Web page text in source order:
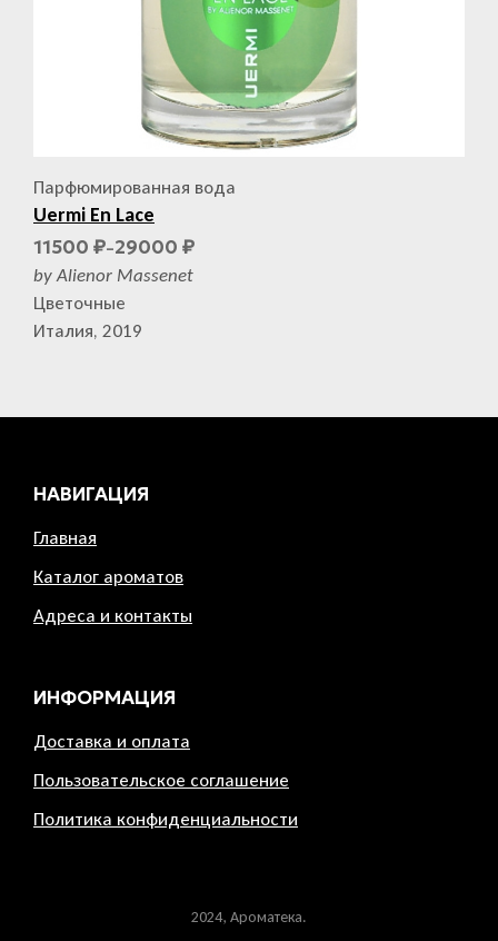
Парфюмированная вода
Uermi En Lace
11500 ₽–29000 ₽
by Alienor Massenet
Цветочные
Италия, 2019
НАВИГАЦИЯ
Главная
Каталог ароматов
Адреса и контакты
ИНФОРМАЦИЯ
Доставка и оплата
Пользовательское соглашение
Политика конфиденциальности
2024, Ароматека.